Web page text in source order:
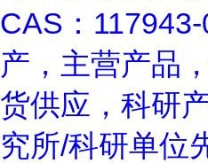
CAS：
产，主营产品
货供应，科研
究所/科研单位